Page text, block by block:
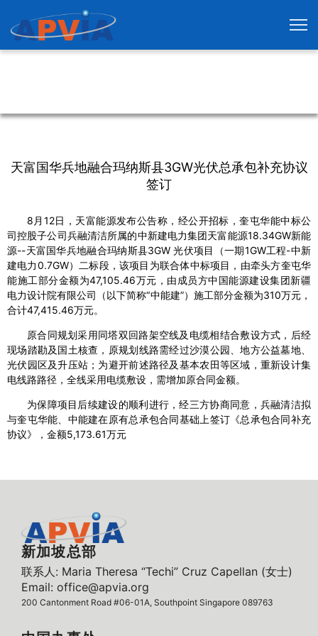
天富国华兵地融合玛纳斯县3GW光伏总承包补充协议
签订
8月12日，天富能源发布公告称，经公开招标，奎屯华能中标公
司控股子公司兵融清洁所属的中新建电力集团天富能源18.34GW新能
源--天富国华兵地融合玛纳斯县3GW 光伏项目（一期1GW工程-中新
建电力0.7GW）二标段，该项目为联合体中标项目，由牵头方奎屯华
能施工部分金额为47,105.46万元，由成员方中国能源建设集团新疆
电力设计院有限公司（以下简称“中能建”）施工部分金额为310万元，
合计47,415.46万元。
原合同规划采用同塔双回路架空线及电缆相结合敷设方式，后经
现场踏勘及国土核查，原规划线路需经过沙漠公园、地方公益墓地、
光伏园区及升压站；为避开前述路径及基本农田等区域，重新设计集
电线路路径，全线采用电缆敷设，需增加原合同金额。
为保障项目后续建设的顺利进行，经三方协商同意，兵融清洁拟
与奎屯华能、中能建在原有总承包合同基础上签订《总承包合同补充
协议》，金额5,173.61万元
新加坡总部
联系人: Maria Theresa “Techi” Cruz Capellan (女士)
Email: office@apvia.org
200 Cantonment Road #06-01A, Southpoint Singapore 089763